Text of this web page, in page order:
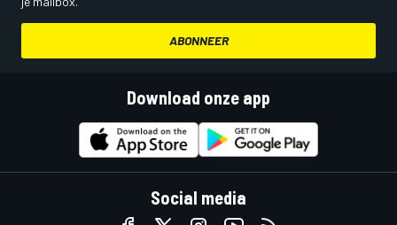
ABONNEER
Download onze app
Social media